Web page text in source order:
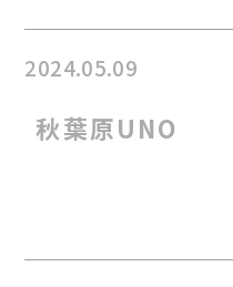
2024.05.09
秋葉原UNO